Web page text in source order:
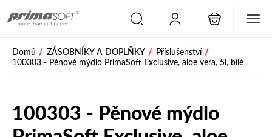
Domů / ZÁSOBNÍKY A DOPLŇKY / Příslušenství /
100303 - Pěnové mýdlo PrimaSoft Exclusive, aloe vera, 5l, bílé
100303 - Pěnové mýdlo